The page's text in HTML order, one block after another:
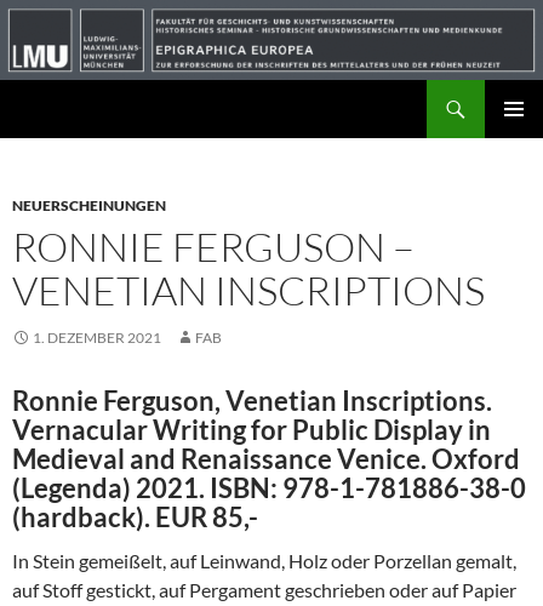
NEUERSCHEINUNGEN
RONNIE FERGUSON –
VENETIAN INSCRIPTIONS
1. DEZEMBER 2021 FAB
Ronnie Ferguson, Venetian Inscriptions.
Vernacular Writing for Public Display in
Medieval and Renaissance Venice. Oxford
(Legenda) 2021. ISBN: 978-1-781886-38-0
(hardback). EUR 85,-
In Stein gemeißelt, auf Leinwand, Holz oder Porzellan gemalt,
auf Stoff gestickt, auf Pergament geschrieben oder auf Papier